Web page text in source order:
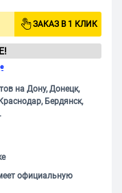
ЗАКАЗ В 1 КЛИК
на Дону, Донецк,
Бердянск,
официальную